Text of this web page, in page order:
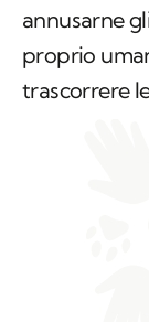
annusarne
proprio
trascorrere